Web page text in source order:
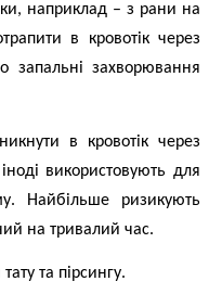
наприклад – з рани на
в кровотік через
запальні захворювання
в кровотік через
використовують для
Найбільше ризикують
на тривалий час.
та пірсингу.